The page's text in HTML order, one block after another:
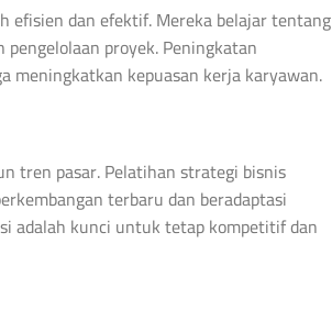
efisien dan efektif. Mereka belajar tentang
proyek. Peningkatan
kepuasan kerja karyawan.
tren pasar. Pelatihan strategi bisnis
terbaru dan beradaptasi
adalah kunci untuk tetap kompetitif dan